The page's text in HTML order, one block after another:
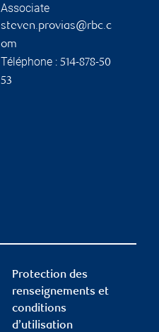
Associate
steven.provias@rbc.c
om
Téléphone : 514-878-50
53
Protection des
renseignements et
conditions
d’utilisation